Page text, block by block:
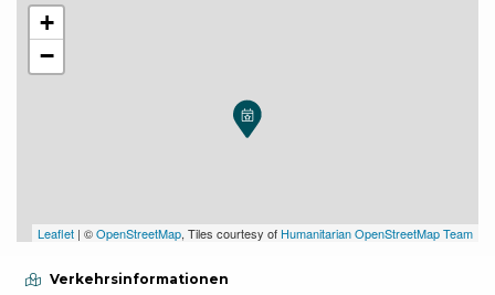
+
−
Leaflet | ©OpenStreetMap, Tiles courtesy of Humanitarian OpenStreetMap Team
Verkehrsinformationen